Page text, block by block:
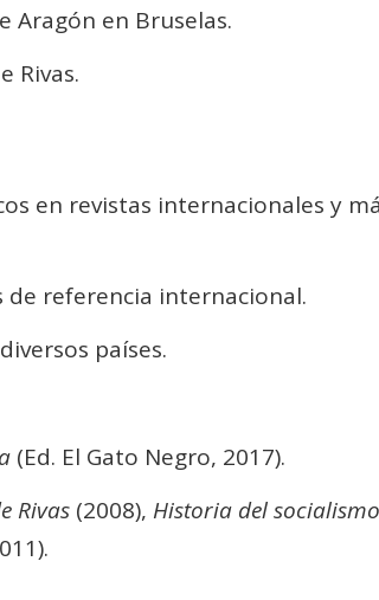
Aragón en Bruselas.
Rivas.
en revistas internacionales y
de referencia internacional.
países.
(Ed. El Gato Negro, 2017).
Rivas(2008), Historia del